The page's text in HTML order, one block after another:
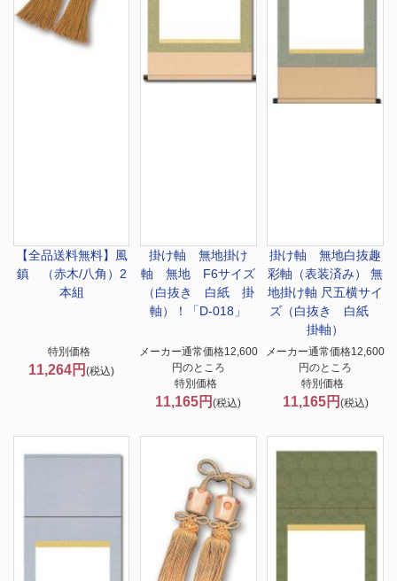
【全品送料無料】 風
鎮 （赤木/八角）2
本組
特別価格
11,264円(税込)
掛け軸 無地掛け
軸 無地 F6サイズ
（白抜き 白紙 掛
軸）！「D-018」
メーカー通常価格12,600
円のところ
特別価格
11,165円(税込)
掛け軸 無地白抜趣
彩軸（表装済み） 無
地掛け軸 尺五横サイ
ズ（白抜き 白紙
掛軸）
メーカー通常価格12,600
円のところ
特別価格
11,165円 (税込)